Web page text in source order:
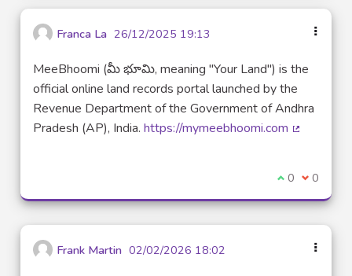
Franca La 26/12/2025 19:13
MeeBhoomi (మీ భూమి, meaning "Your Land") is the
official online land records portal launched by the
Revenue Department of the Government of Andhra
Pradesh (AP), India. https://mymeebhoomi.com
Je suis
0 Je ne
0
Frank Martin 02/02/2026 18:02